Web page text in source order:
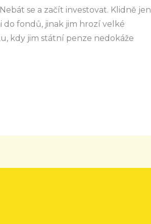
se a začít investovat. Klidně jen
fondů, jinak jim hrozí velké
kdy jim státní penze nedokáže